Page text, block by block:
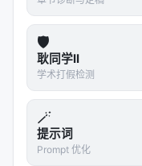
# 训练循环
for step, batch
loss =
环境要求：Python
🛡️
耿同学II
学术打假检测
🪄
提示词
Prompt 优化